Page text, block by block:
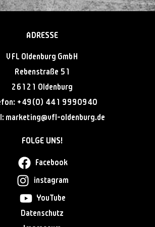
ADRESSE
VFL Oldenburg GmbH
Rebenstraße 51
26121 Oldenburg
+49(0) 441 9990940
ed.grubnedlo-lfv
@gnitekram
FOLGE UNS!
Facebook
instagram
YouTube
Datenschutz